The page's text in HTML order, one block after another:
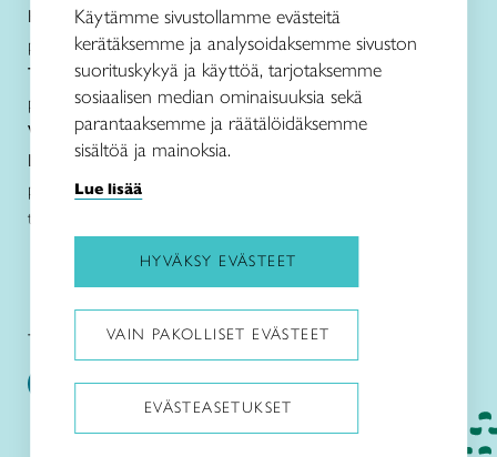
Käsityö- ja muotoilukoulu Näpsä
p. 050 560 6332
Taito Shop Tampere
p. 050 598 4367
Verkkokauppa
Lanka- ja ohjetiedustelut sekä jälleenmyynti
p. 050 594 1917
taitopirkanmaa@taitopirkanmaa.fi
Käsityö- ja muotoilukoulu Näpsä:
Taito Pirkanmaa:
Käytämme sivustollamme evästeitä
kerätäksemme ja analysoidaksemme sivuston
suorituskykyä ja käyttöä, tarjotaksemme
sosiaalisen median ominaisuuksia sekä
parantaaksemme ja räätälöidäksemme
sisältöä ja mainoksia.
Lue lisää
HYVÄKSY EVÄSTEET
VAIN PAKOLLISET EVÄSTEET
EVÄSTEASETUKSET